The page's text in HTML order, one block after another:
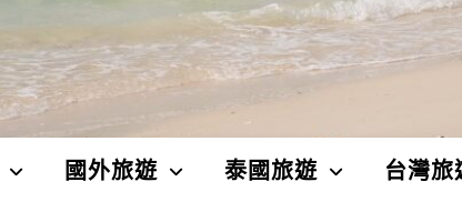
國外旅遊 泰國旅遊 台灣旅